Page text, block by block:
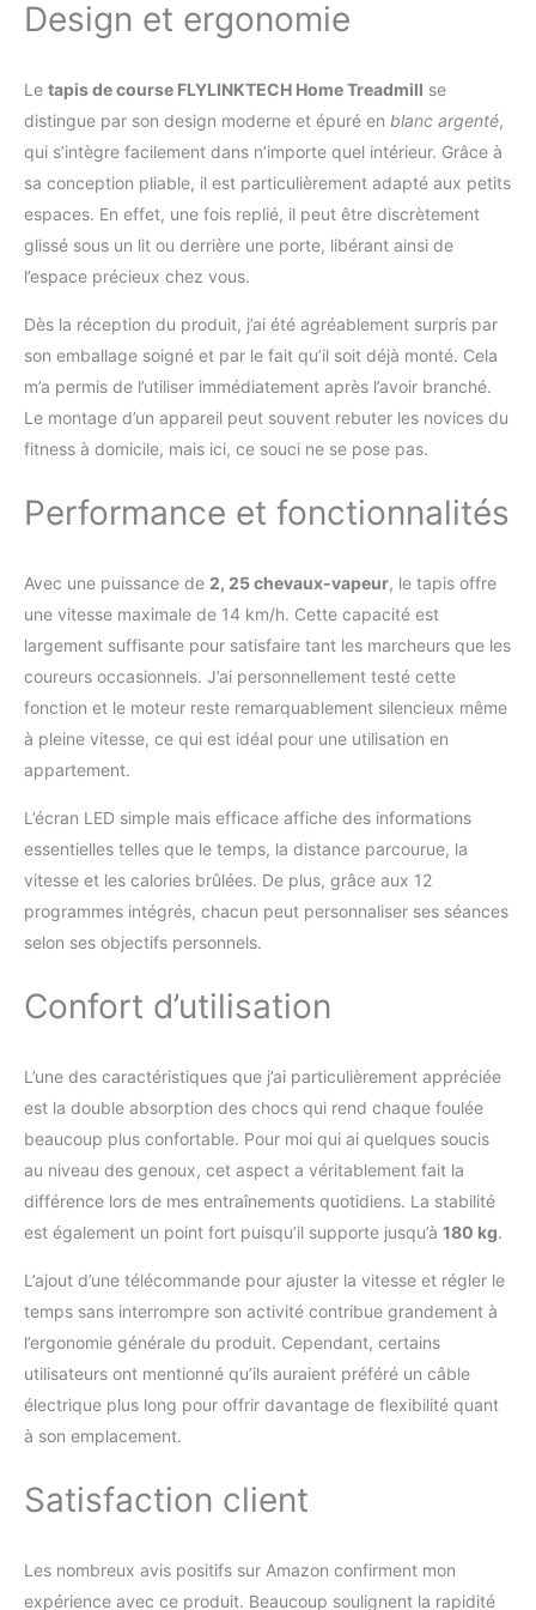
patins caoutchouc, ce tapis incliné réduit
l'impact; Pente réglable 10% simulant la
magnétique: Compatible avec applis fitness,
ce mini tapis de marche affiche vitesse,
distance, temps et calories en temps réel;
Télécommande magnétique et appli
connectée pour contrôle précis Moteur
silencieux avec charge 136 kg: Moteur 2,5 CV
inférieur à 45 dB, ce tapis roulant pliable allie
discrétion et robustesse; Surface 40x100 cm,
stable sans dérangement
Design et ergonomie
Le tapis de course FLYLINKTECH Home Treadmill se
distingue par son design moderne et épuré en blanc argenté,
qui s’intègre facilement dans n’importe quel intérieur. Grâce à
sa conception pliable, il est particulièrement adapté aux petits
espaces. En effet, une fois replié, il peut être discrètement
glissé sous un lit ou derrière une porte, libérant ainsi de
l’espace précieux chez vous.
Dès la réception du produit, j’ai été agréablement surpris par
son emballage soigné et par le fait qu’il soit déjà monté. Cela
m’a permis de l’utiliser immédiatement après l’avoir branché.
Le montage d’un appareil peut souvent rebuter les novices du
fitness à domicile, mais ici, ce souci ne se pose pas.
Performance et fonctionnalités
Avec une puissance de 2, 25 chevaux-vapeur, le tapis offre
une vitesse maximale de 14 km/h. Cette capacité est
largement suffisante pour satisfaire tant les marcheurs que les
coureurs occasionnels. J’ai personnellement testé cette
fonction et le moteur reste remarquablement silencieux même
à pleine vitesse, ce qui est idéal pour une utilisation en
appartement.
L’écran LED simple mais efficace affiche des informations
essentielles telles que le temps, la distance parcourue, la
vitesse et les calories brûlées. De plus, grâce aux 12
programmes intégrés, chacun peut personnaliser ses séances
selon ses objectifs personnels.
Confort d’utilisation
L’une des caractéristiques que j’ai particulièrement appréciée
est la double absorption des chocs qui rend chaque foulée
beaucoup plus confortable. Pour moi qui ai quelques soucis
au niveau des genoux, cet aspect a véritablement fait la
différence lors de mes entraînements quotidiens. La stabilité
est également un point fort puisqu’il supporte jusqu’à 180 kg.
L’ajout d’une télécommande pour ajuster la vitesse et régler le
temps sans interrompre son activité contribue grandement à
l’ergonomie générale du produit. Cependant, certains
utilisateurs ont mentionné qu’ils auraient préféré un câble
électrique plus long pour offrir davantage de flexibilité quant
à son emplacement.
Satisfaction client
Les nombreux avis positifs sur Amazon confirment mon
expérience avec ce produit. Beaucoup soulignent la rapidité